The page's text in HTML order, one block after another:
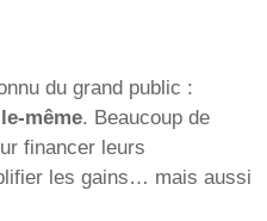
du grand public :
même. Beaucoup de
financer leurs
les gains… mais aussi